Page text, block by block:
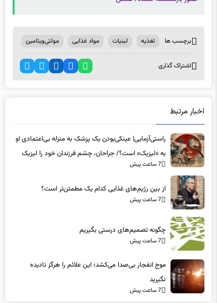
برچسب ها تغذیه لبنیات مواد غذایی مولتی‌ویتامین
اشتراک گذاری
اخبار مرتبط
راستی‌آزمایی| عینکی‌بودن یک پزشک به منزله بی‌اعتمادی او
به «لیزیک» است؟/ جراحان، چشم فرزندان خود را لیزیک
می‌کنند؟
7 ساعت پیش
از بین رژیم‌های غذایی کدام یک مطمئن‌تر است؟‌
7 ساعت پیش
چگونه تصمیم‌های درستی بگیریم
7 ساعت پیش
موج انفجار بی‌صدا می‌کشد؛ این علائم را هرگز نادیده
نگیرید
7 ساعت پیش